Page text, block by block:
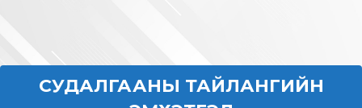
СУДАЛГААНЫ ТАЙЛАНГИЙН